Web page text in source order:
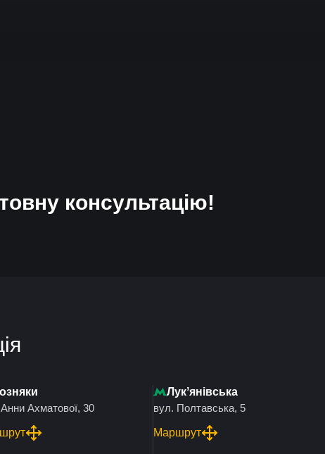
консультацію!
Ахматової, 30
Лукʼянівська
вул. Полтавська, 5
Маршрут